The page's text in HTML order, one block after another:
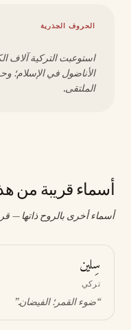
الحروف الجذرية
استوعبت التركية آلاف
الأناضول في الإسلام؛
الملتقى.
أسماء قريبة من
أسماء أخرى بالروح ذاتها —
سِلين
تركي
“ضوء القمر؛ الفيضان.”